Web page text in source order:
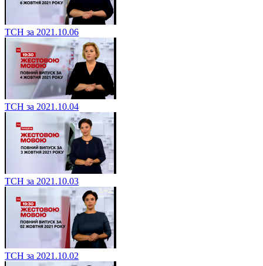
ТСН за 2021.10.06
ТСН за 2021.10.04
ТСН за 2021.10.03
ТСН за 2021.10.02